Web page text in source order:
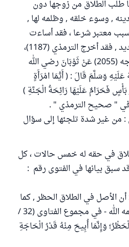
طلب الطلاق من زوجها دون
, وسوء خلقه , وظلمه لها ,
معتبر شرعا ، فقد أساءت
وعرَّضت نفسها للوعيد الشديد , فقد أخرج الترمذي (1187)،
وأبو داود (2226) ، وابن ماجه (2055) عَنْ ثَوْبَانَ رضي الله
وَسَلَّمَ قَالَ : ( أَيُّمَا امْرَأَةٍ
فَحَرَامٌ عَلَيْهَا رَائِحَةُ الْجَنَّةِ )
" صحيح الترمذي " .
من غير شدة تلجئها إلى سؤال
في حقه له خمس حالات ، كل
سبق بيانها في الفتوى رقم :
أن الأصل في الطلاق الحظر , كما
قال العلَّامة ابن تيمية - رحمه الله - في مجموع الفتاوى (32 /
وَإِنَّمَا أُبِيحَ مِنْهُ قَدْرُ الْحَاجَةِ